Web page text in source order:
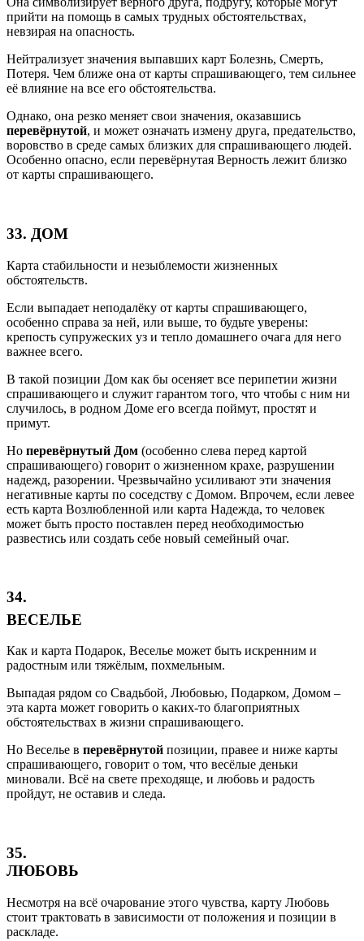
прийти на помощь в самых трудных обстоятельствах,
невзирая на опасность.
Нейтрализует значения выпавших карт Болезнь, Смерть,
Потеря. Чем ближе она от карты спрашивающего, тем сильнее
её влияние на все его обстоятельства.
Однако, она резко меняет свои значения, оказавшись
перевёрнутой, и может означать измену друга, предательство,
воровство в среде самых близких для спрашивающего людей.
Особенно опасно, если перевёрнутая Верность лежит близко
от карты спрашивающего.
33. ДОМ
Карта стабильности и незыблемости жизненных
обстоятельств.
Если выпадает неподалёку от карты спрашивающего,
особенно справа за ней, или выше, то будьте уверены:
крепость супружеских уз и тепло домашнего очага для него
важнее всего.
В такой позиции Дом как бы осеняет все перипетии жизни
спрашивающего и служит гарантом того, что чтобы с ним ни
случилось, в родном Доме его всегда поймут, простят и
примут.
Но перевёрнутый Дом (особенно слева перед картой
спрашивающего) говорит о жизненном крахе, разрушении
надежд, разорении. Чрезвычайно усиливают эти значения
негативные карты по соседству с Домом. Впрочем, если левее
есть карта Возлюбленной или карта Надежда, то человек
может быть просто поставлен перед необходимостью
развестись или создать себе новый семейный очаг.
34.
ВЕСЕЛЬЕ
Как и карта Подарок, Веселье может быть искренним и
радостным или тяжёлым, похмельным.
Выпадая рядом со Свадьбой, Любовью, Подарком, Домом –
эта карта может говорить о каких-то благоприятных
обстоятельствах в жизни спрашивающего.
Но Веселье в перевёрнутой позиции, правее и ниже карты
спрашивающего, говорит о том, что весёлые деньки
миновали. Всё на свете преходяще, и любовь и радость
пройдут, не оставив и следа.
35.
ЛЮБОВЬ
Несмотря на всё очарование этого чувства, карту Любовь
стоит трактовать в зависимости от положения и позиции в
раскладе.